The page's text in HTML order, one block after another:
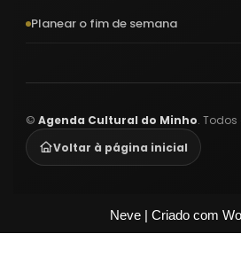
Planear o fim de semana
© Agenda Cultural do Minho.
Voltar à página inicial
Neve| Criado com